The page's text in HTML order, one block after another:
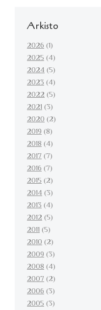
Arkisto
2026(1)
2025(4)
2024(5)
2023(4)
2022(5)
2021(3)
2020(2)
2019(8)
2018(4)
2017(7)
2016(7)
2015(2)
2014(3)
2013(4)
2012(5)
2011(5)
2010(2)
2009(3)
2008(4)
2007(2)
2006(3)
2005(3)